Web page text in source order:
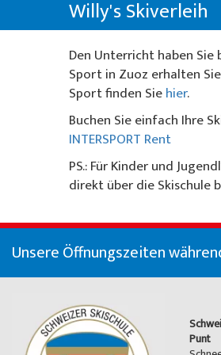
Spezialangebote
Skeacher
Willy's Skiverleih
Skitickets
Unser Restaurant
Colani Skiverleih
Skitickets La Punt
La Punt
Über die Skischule
Team
Demoteam
Partner & Sponsoren
Jobs
Willy's Skiverleih
Den Unterricht haben
Sport in Zuoz erhalten
Sport finden Siehier.
Buchen Sie einfach Ihre
INTERSPORT Rent
PS.: Für Kinder und
direkt über die Skischule
Unsere Öffnungszeiten
Punt